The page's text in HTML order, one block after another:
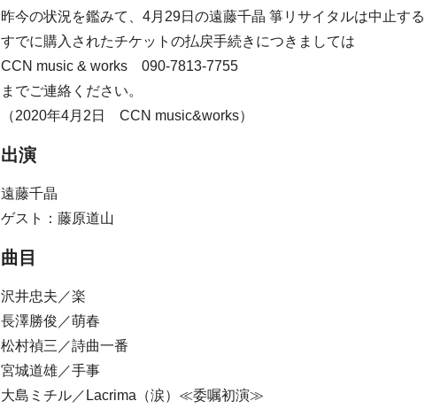
昨今の状況を鑑みて、4月29日の遠藤千晶 箏リサイタルは中止する
すでに購入されたチケットの払戻手続きにつきましては
CCN music & works 090-7813-7755
までご連絡ください。
（2020年4月2日 CCN music&works）
出演
遠藤千晶
ゲスト：藤原道山
曲目
沢井忠夫／楽
長澤勝俊／萌春
松村禎三／詩曲一番
宮城道雄／手事
大島ミチル／Lacrima（涙）≪委嘱初演≫